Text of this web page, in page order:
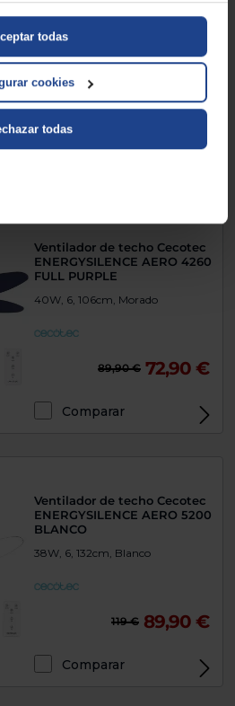
todas
cookies
todas
72,90 €
Ventilador de techo Cecotec
ENERGYSILENCE AERO 4260
FULL PURPLE
40W, 6, 106cm, Morado
89,90 € 72,90 €
Comparar
Ventilador de techo Cecotec
ENERGYSILENCE AERO 5200
BLANCO
38W, 6, 132cm, Blanco
119 € 89,90 €
Comparar